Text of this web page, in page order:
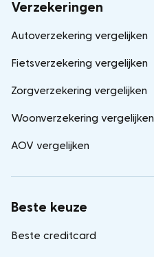
Verzekeringen
Autoverzekering vergelijken
Fietsverzekering vergelijken
Zorgverzekering vergelijken
Woonverzekering vergelijken
AOV vergelijken
Beste keuze
Beste creditcard